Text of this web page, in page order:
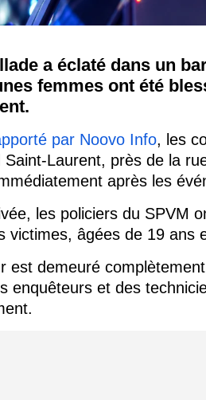
a éclaté dans un
femmes ont été
par Noovo Info, les
Saint-Laurent, près de la
après les
les policiers du SPVM
victimes, âgées de 19 ans
est demeuré
enquêteurs et des